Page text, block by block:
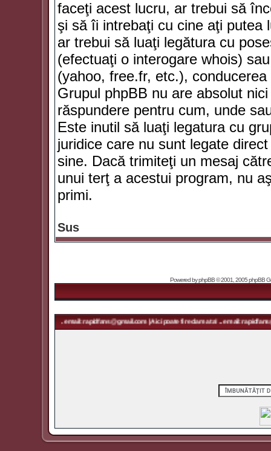
faceţi acest lucru, ar trebui să
şi să îi intrebaţi cu cine aţi putea
ar trebui să luaţi legătura cu
(efectuaţi o interogare whois)
(yahoo, free.fr, etc.),
Grupul phpBB nu are absolut
răspundere pentru cum, unde
Este inutil să luaţi legatura cu
juridice care nu sunt legate
sine. Dacă trimiteţi un mesaj
unui terţ a acestui program, nu
primi.
Sus
Powered byphpBB© 2001, 2005 phpBB
ta! ... email: rapidfans@gmail.com | Aici poate fi reclama ta! ... email: rapidfans@gmail.com